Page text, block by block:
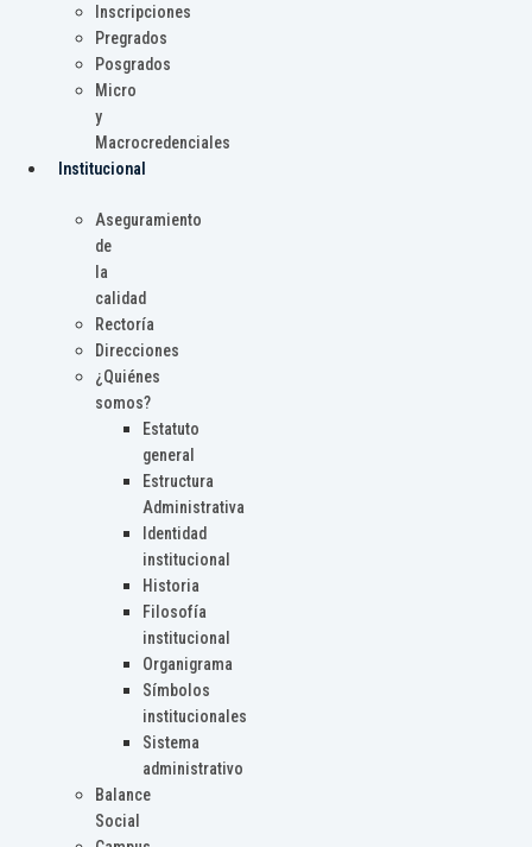
Inscripciones
Pregrados
Posgrados
Micro
y
Macrocredenciales
Institucional
Aseguramiento
de
la
calidad
Rectoría
Direcciones
¿Quiénes
somos?
Estatuto
general
Estructura
Administrativa
Identidad
institucional
Historia
Filosofía
institucional
Organigrama
Símbolos
institucionales
Sistema
administrativo
Balance
Social